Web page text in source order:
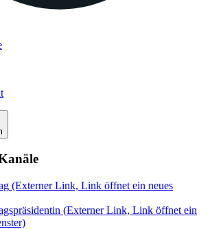
(Externer Link, Link öffnet ein neues
(Externer Link, Link öffnet ein